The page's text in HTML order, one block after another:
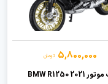
5,800,000 تومان
ماکت موتور 2021 BMW R1250